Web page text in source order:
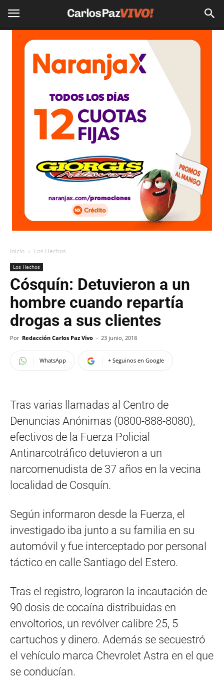
Inicio Los Hechos
Los Hechos
Cósquín: Detuvieron a un
hombre cuando repartía
drogas a sus clientes
Por Redacción Carlos Paz Vivo - 23 junio, 2018
WhatsApp + Seguinos en Google
Tras varias llamadas al Centro de
Denuncias Anónimas (0800-888-8080),
efectivos de la Fuerza Policial
Antinarcotráfico detuvieron a un
narcomenudista de 37 años en la vecina
localidad de Cosquín.
Según informaron desde la Fuerza, el
investigado iba junto a su familia en su
automóvil y fue interceptado por personal
táctico en calle Santiago del Estero.
Tras el registro, lograron la incautación de
90 dosis de cocaína distribuidas en
envoltorios, un revólver calibre 25, 5
cartuchos y dinero. Además se secuestró
el vehículo marca Chevrolet Astra en el que
se conducían.